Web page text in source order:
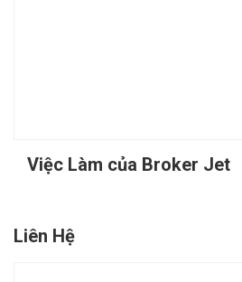
Việc Làm của Broker Jet
Liên Hệ